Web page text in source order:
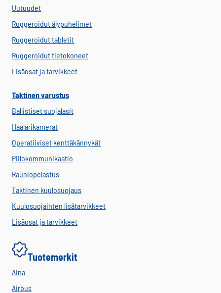
Uutuudet
Ruggeroidut älypuhelimet
Ruggeroidut tabletit
Ruggeroidut tietokoneet
Lisäosat ja tarvikkeet
Taktinen varustus
Ballistiset suojalasit
Haalarikamerat
Operatiiviset kenttäkännykät
Piilokommunikaatio
Rauniopelastus
Taktinen kuulosuojaus
Kuulosuojainten lisätarvikkeet
Lisäosat ja tarvikkeet
Tuotemerkit
Aina
Airbus